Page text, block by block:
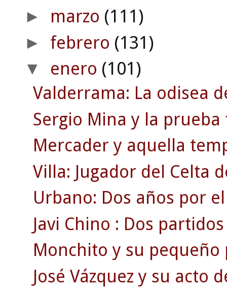
► marzo (111)
► febrero (131)
▼ enero (101)
Valderrama: La odisea
Sergio Mina y la
Mercader y aquella
Villa: Jugador del Celta
Urbano: Dos años por
Javi Chino : Dos
Monchito y su pequeño
José Vázquez y su acto